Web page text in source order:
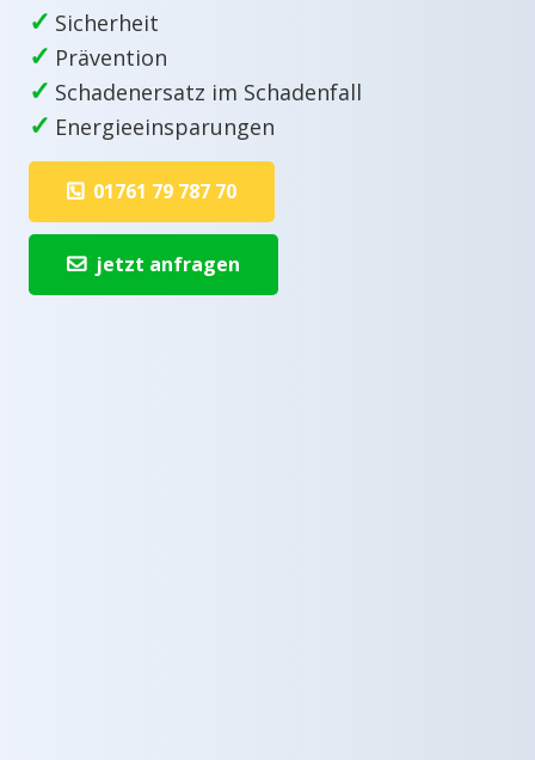
✓ Sicherheit
✓ Prävention
✓ Schadenersatz im Schadenfall
✓ Energieeinsparungen
01761 79 787 70
jetzt anfragen